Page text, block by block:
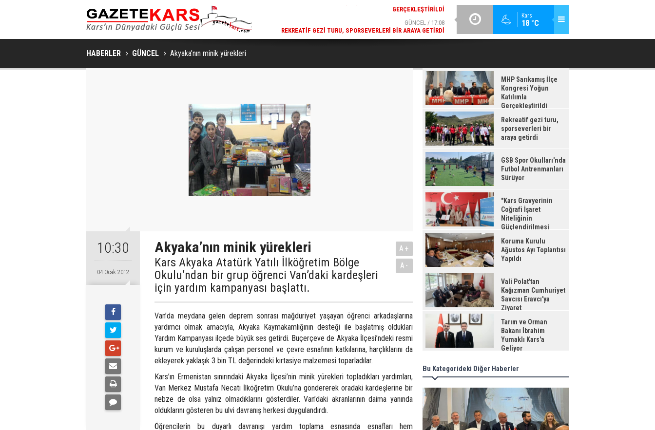
Kars
18 °C
MHP SARIKAMIŞ İLÇE KONGRESI YOĞUN KATILIMLA
GERÇEKLEŞTIRILDI
GÜNCEL / 17:08
REKREATIF GEZI TURU, SPORSEVERLERI BIR ARAYA GETIRDI
GSB SPOR OKULLARI'NDA FUTBOL ANTRENMANLARI SÜRÜYOR
HABERLER GÜNCEL Akyaka’nın minik yürekleri
10:30
04 Ocak 2012
Akyaka’nın minik yürekleri
Kars Akyaka Atatürk Yatılı İlköğretim Bölge
Okulu’ndan bir grup öğrenci Van’daki kardeşleri
için yardım kampanyası başlattı.
A+
A-
Van’da meydana gelen deprem sonrası mağduriyet yaşayan öğrenci arkadaşlarına
yardımcı olmak amacıyla, Akyaka Kaymakamlığının desteği ile başlatmış oldukları
Yardım Kampanyası ilçede büyük ses getirdi. Buçerçeve de Akyaka İlçesi’ndeki resmi
kurum ve kuruluşlarda çalışan personel ve çevre esnafının katkılarına, harçlıklarını da
ekleyerek yaklaşık 3 bin TL değerindeki kırtasiye malzemesi toparladılar.
Kars’ın Ermenistan sınırındaki Akyaka İlçesi’nin minik yürekleri topladıkları yardımları,
Van Merkez Mustafa Necati İlköğretim Okulu’na göndererek oradaki kardeşlerine bir
nebze de olsa yalnız olmadıklarını gösterdiler. Van’daki akranlarının daima yanında
olduklarını gösteren bu ulvi davranış herkesi duygulandırdı.
Öğrencilerin bu duyarlı davranışı yardım toplama esnasında esnafları hem
MHP Sarıkamış İlçe
Kongresi Yoğun
Katılımla
Gerçekleştirildi
Rekreatif gezi turu,
sporseverleri bir
araya getirdi
GSB Spor Okulları'nda
Futbol Antrenmanları
Sürüyor
"Kars Gravyerinin
Coğrafi İşaret
Niteliğinin
Güçlendirilmesi
Projesi"
Koruma Kurulu
Ağustos Ayı Toplantısı
Yapıldı
Vali Polat'tan
Kağızman Cumhuriyet
Savcısı Eravcı'ya
Ziyaret
Tarım ve Orman
Bakanı İbrahim
Yumaklı Kars'a
Geliyor
Bu Kategorideki Diğer Haberler